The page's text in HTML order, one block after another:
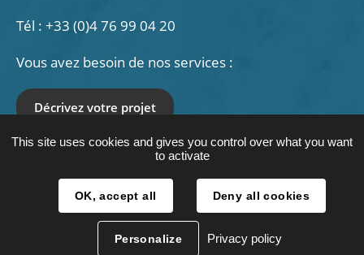
Tél : +33 (0)4 76 99 04 20
Vous avez besoin de nos services :
Décrivez votre projet
LinkedIn
Plan du site
Mentions légales
Politique des données personnelles
Plan d'accès
Contact
This site uses cookies and gives you control over what you want
to activate
OK, accept all Deny all cookies
Personalize Privacy policy